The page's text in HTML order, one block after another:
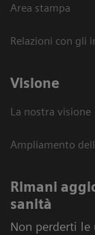
Area stampa
Relazioni con gli
Visione
La nostra visione
Ampliamento
Rimani
sanità
Non perderti